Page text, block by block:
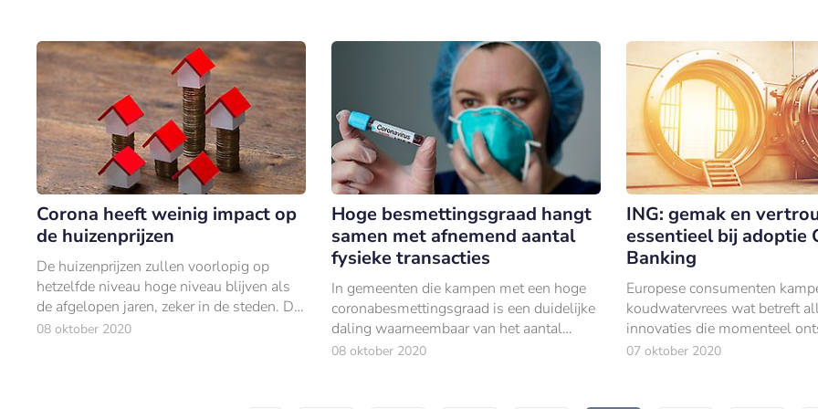
Corona heeft weinig impact op
de huizenprijzen
De huizenprijzen zullen voorlopig op
hetzelfde niveau hoge niveau blijven als
de afgelopen jaren, zeker in de steden. Dat
is althans de verwachting van een groot
08 oktober 2020
Hoge besmettingsgraad hangt
samen met afnemend aantal
fysieke transacties
In gemeenten die kampen met een hoge
coronabesmettingsgraad is een duidelijke
daling waarneembaar van het aantal
fysieke transacties.
08 oktober 2020
ING: gemak en
essentieel bij adoptie
Banking
Europese consumenten
koudwatervrees wat betreft
innovaties die momenteel
die innovaties is Open
07 oktober 2020